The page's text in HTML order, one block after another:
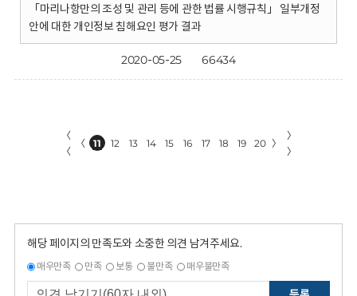
「마리나항만의 조성 및 관리 등에 관한 법률 시행규칙」 일부개정
안에 대한 개인정보 침해요인 평가 결과
2020-05-25 66434
〈
〈
〈 11 12 13 14 15 16 17 18 19 20 〉
〉
〉
해당 페이지의 만족도와 소중한 의견 남겨주세요.
매우만족 만족 보통 불만족 매우불만족